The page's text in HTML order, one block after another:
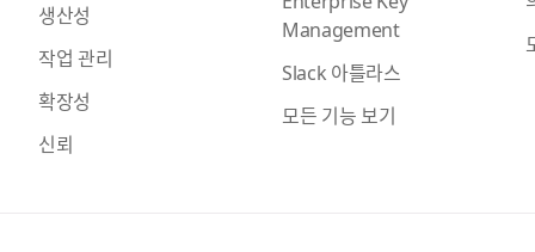
생산성
작업 관리
확장성
신뢰
Management
Slack 아틀라스
모든 기능 보기